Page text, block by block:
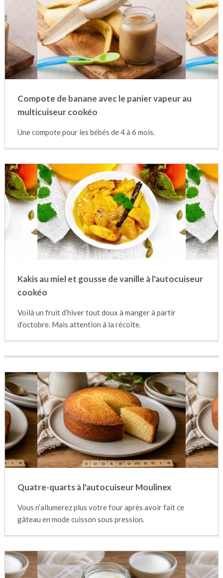
Compote de banane avec le panier vapeur au
multicuiseur cookéo
Une compote pour les bébés de 4 à 6 mois.
Kakis au miel et gousse de vanille à l'autocuiseur
cookéo
Voilà un fruit d’hiver tout doux à manger à partir
d’octobre. Mais attention à la récolte.
Quatre-quarts à l'autocuiseur Moulinex
Vous n’allumerez plus votre four après avoir fait ce
gâteau en mode cuisson sous pression.